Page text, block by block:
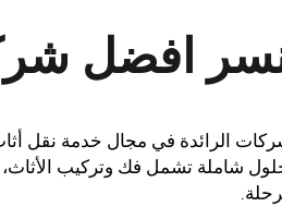
افضل
الرائدة في مجال خدمة نقل
شاملة تشمل فك وتركيب الأثاث،